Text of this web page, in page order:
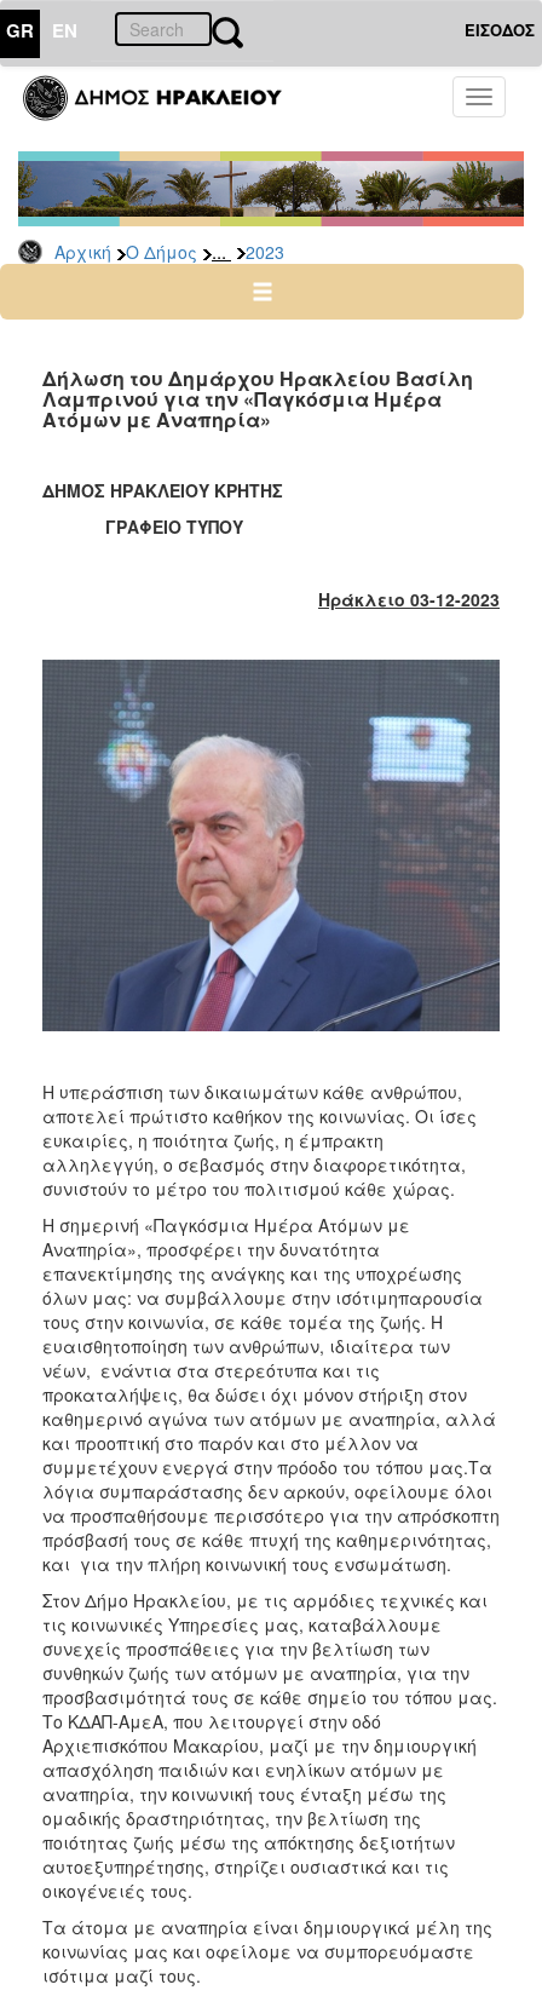
GR EN ΕΙΣΟΔΟΣ
Toggle
Αρχική Ο Δήμος ... 2023
ΔΗΜΟΣ
Δελτία
Τύπου
Αρχείο
2026
2024
2022
2021
2015
2013
2012
2011
2010
ΑΝΘΕΚΤΙΚΗ
ΠΟΛΗ
Δήλωση του Δημάρχου Ηρακλείου Βασίλη
Λαμπρινού για την «Παγκόσμια Ημέρα
Ατόμων με Αναπηρία»
ΔΗΜΟΣ ΗΡΑΚΛΕΙΟΥ ΚΡΗΤΗΣ
ΓΡΑΦΕΙΟ ΤΥΠΟΥ
Ηράκλειο 03-12-2023
Η υπεράσπιση των δικαιωμάτων κάθε ανθρώπου,
αποτελεί πρώτιστο καθήκον της κοινωνίας. Οι ίσες
ευκαιρίες, η ποιότητα ζωής, η έμπρακτη
αλληλεγγύη, ο σεβασμός στην διαφορετικότητα,
συνιστούν το μέτρο του πολιτισμού κάθε χώρας.
Η σημερινή «Παγκόσμια Ημέρα Ατόμων με
Αναπηρία», προσφέρει την δυνατότητα
επανεκτίμησης της ανάγκης και της υποχρέωσης
όλων μας: να συμβάλλουμε στην ισότιμηπαρουσία
τους στην κοινωνία, σε κάθε τομέα της ζωής. Η
ευαισθητοποίηση των ανθρώπων, ιδιαίτερα των
νέων, ενάντια στα στερεότυπα και τις
προκαταλήψεις, θα δώσει όχι μόνον στήριξη στον
καθημερινό αγώνα των ατόμων με αναπηρία, αλλά
και προοπτική στο παρόν και στο μέλλον να
συμμετέχουν ενεργά στην πρόοδο του τόπου μας.Τα
λόγια συμπαράστασης δεν αρκούν, οφείλουμε όλοι
να προσπαθήσουμε περισσότερο για την απρόσκοπτη
πρόσβασή τους σε κάθε πτυχή της καθημερινότητας,
και για την πλήρη κοινωνική τους ενσωμάτωση.
Στον Δήμο Ηρακλείου, με τις αρμόδιες τεχνικές και
τις κοινωνικές Υπηρεσίες μας, καταβάλλουμε
συνεχείς προσπάθειες για την βελτίωση των
συνθηκών ζωής των ατόμων με αναπηρία, για την
προσβασιμότητά τους σε κάθε σημείο του τόπου μας.
Το ΚΔΑΠ-ΑμεΑ, που λειτουργεί στην οδό
Αρχιεπισκόπου Μακαρίου, μαζί με την δημιουργική
απασχόληση παιδιών και ενηλίκων ατόμων με
αναπηρία, την κοινωνική τους ένταξη μέσω της
ομαδικής δραστηριότητας, την βελτίωση της
ποιότητας ζωής μέσω της απόκτησης δεξιοτήτων
αυτοεξυπηρέτησης, στηρίζει ουσιαστικά και τις
οικογένειές τους.
Τα άτομα με αναπηρία είναι δημιουργικά μέλη της
κοινωνίας μας και οφείλομε να συμπορευόμαστε
ισότιμα μαζί τους.